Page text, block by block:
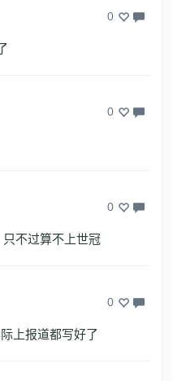
0
0
0
不过算不上世冠
0
上报道都写好了